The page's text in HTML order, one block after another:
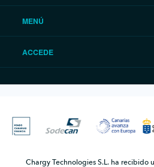
MENÚ
ACCEDE
Chargy Technologies S.L. ha recibido